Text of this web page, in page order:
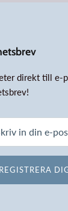
direkt till e-
REGISTRERA